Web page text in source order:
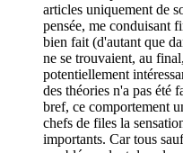
articles uniquement de
pensée, me conduisant
bien fait (d'autant que
ne se trouvaient, au
potentiellement
des théories n'a pas été
bref, ce comportement
chefs de files la
importants. Car tous